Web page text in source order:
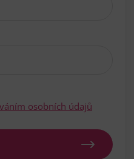
osobních údajů